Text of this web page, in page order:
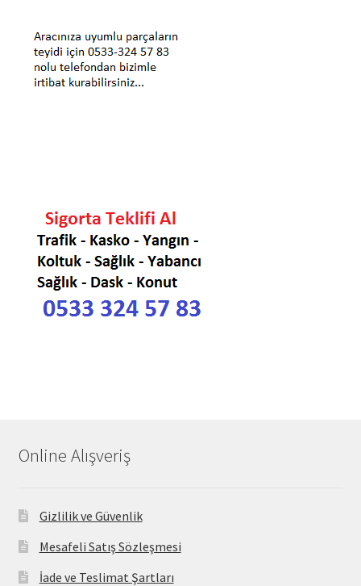
Online Alışveriş
Gizlilik ve Güvenlik
Mesafeli Satış Sözleşmesi
İade ve Teslimat Şartları